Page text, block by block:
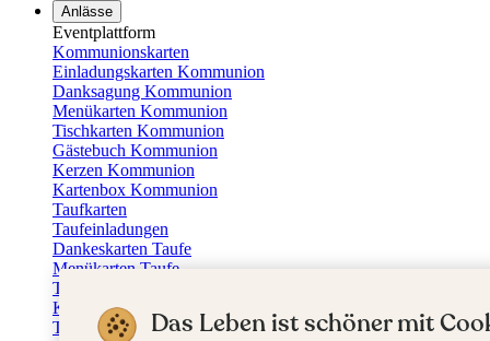
Anlässe
Eventplattform
Kommunionskarten
Einladungskarten Kommunion
Danksagung Kommunion
Menükarten Kommunion
Tischkarten Kommunion
Gästebuch Kommunion
Kerzen Kommunion
Kartenbox Kommunion
Taufkarten
Taufeinladungen
Dankeskarten Taufe
Menükarten Taufe
Tischkarten Taufe
Kirchenheft Taufe
Taufkerzen
Das Leben ist schöner mit